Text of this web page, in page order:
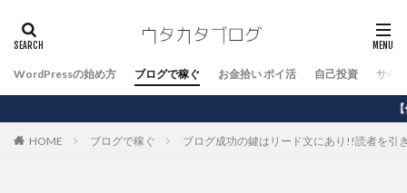
WordPressの始め方 ブログで稼ぐ お金拾い ポイ活 自己投資 サイ
【保存版】
HOME ブログで稼ぐ ブログ成功の鍵はリード文にあり!!読者を引